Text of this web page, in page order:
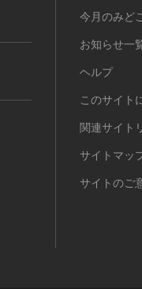
今月のみど
お知らせ一
ヘルプ
このサイト
関連サイト
サイトマッ
サイトのご